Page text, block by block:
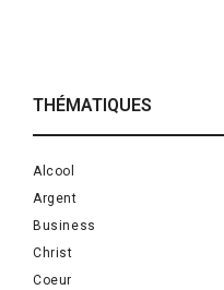
THÉMATIQUES
Alcool
Argent
Business
Christ
Coeur